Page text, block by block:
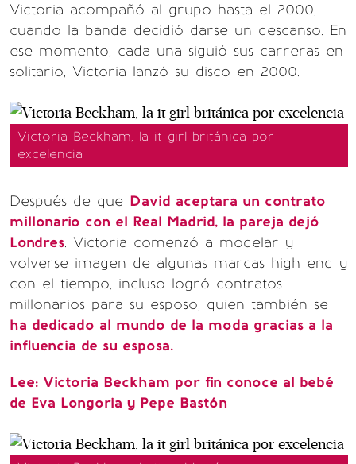
Victoria acompañó al grupo hasta el 2000,
cuando la banda decidió darse un descanso. En
ese momento, cada una siguió sus carreras en
solitario, Victoria lanzó su disco en 2000.
Victoria Beckham, la it girl británica por
excelencia
Después de que David aceptara un contrato
millonario con el Real Madrid, la pareja dejó
Londres. Victoria comenzó a modelar y
volverse imagen de algunas marcas high end y
con el tiempo, incluso logró contratos
millonarios para su esposo, quien también se
ha dedicado al mundo de la moda gracias a la
influencia de su esposa.
Lee: Victoria Beckham por fin conoce al bebé
de Eva Longoria y Pepe Bastón